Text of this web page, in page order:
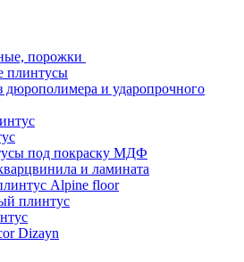
порожки
плинтусы
и ударопрочного
под покраску МДФ
и ламината
Alpine floor
плинтус
Dizayn